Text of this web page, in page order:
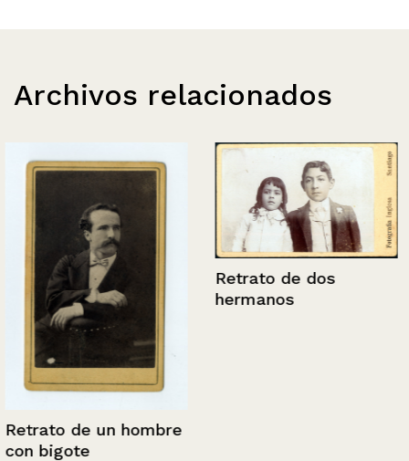
Archivos relacionados
Retrato de un hombre
con bigote
Retrato de dos
hermanos